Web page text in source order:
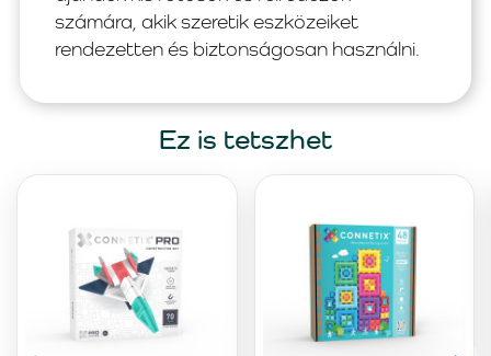
számára, akik szeretik eszközeiket
rendezetten és biztonságosan használni.
Ez is tetszhet